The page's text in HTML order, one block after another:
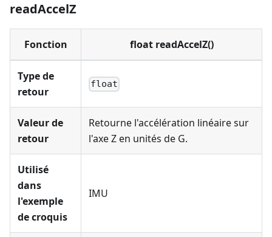
readAccelZ
Fonction float readAccelZ()
Type de
retour
float
Valeur de
retour
Retourne l'accélération linéaire sur
l'axe Z en unités de G.
Utilisé
dans
l'exemple
de croquis
IMU